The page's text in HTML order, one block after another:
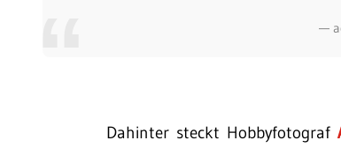
—
Dahinter steckt Hobbyfotograf